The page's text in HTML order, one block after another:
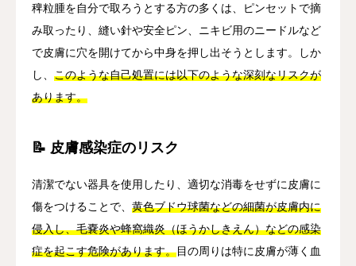
稗粒腫を自分で取ろうとする方の多くは、ピンセットで摘
み取ったり、縫い針や安全ピン、ニキビ用のニードルなど
で皮膚に穴を開けてから中身を押し出そうとします。しか
し、 このような自己処置には以下のような深刻なリスクが
あります。
📝 皮膚感染症のリスク
清潔でない器具を使用したり、適切な消毒をせずに皮膚に
傷をつけることで、 黄色ブドウ球菌などの細菌が皮膚内に
侵入し、毛嚢炎や蜂窩織炎（ほうかしきえん）などの感染
症を起こす危険があります。目の周りは特に皮膚が薄く血